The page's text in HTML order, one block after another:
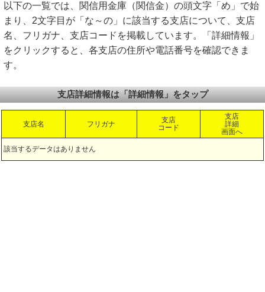
以下の一覧では、関信用金庫（関信金）の頭文字「め」で始
まり、2文字目が「な～の」に該当する支店について、支店
名、フリガナ、支店コードを掲載しています。「詳細情報」
をクリックすると、各支店の住所や電話番号を確認できま
す。
支店詳細情報は「詳細情報」をタップ
支店名 フリガナ
支店
コード
支店
詳細
画面へ
該当するデータはありません